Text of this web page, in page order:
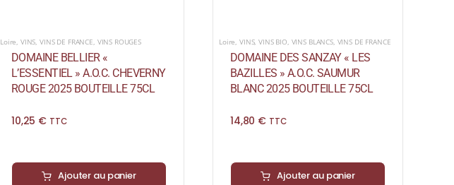
Loire, VINS,VINS DE FRANCE, VINS ROUGES
DOMAINE BELLIER «
L’ESSENTIEL » A.O.C. CHEVERNY
ROUGE 2025 BOUTEILLE 75CL
10,25 € TTC
Ajouter au panier
Loire, VINS,VINS BIO, VINS BLANCS, VINS DE FRANCE
DOMAINE DES SANZAY « LES
BAZILLES » A.O.C. SAUMUR
BLANC 2025 BOUTEILLE 75CL
14,80 € TTC
Ajouter au panier